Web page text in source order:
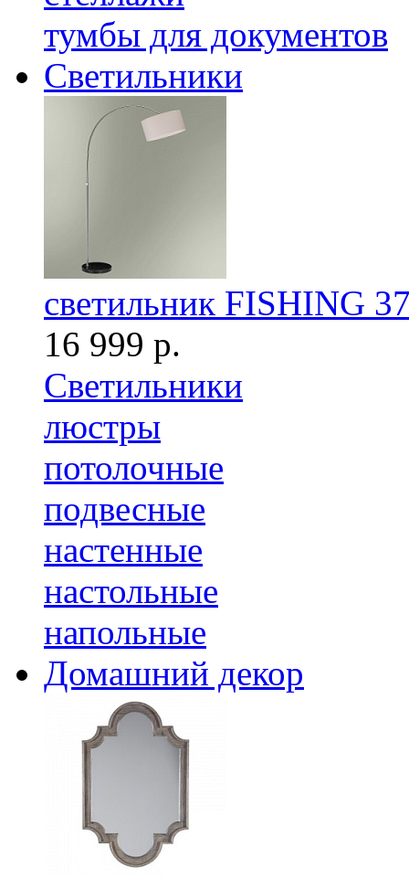
тумбы для документов
Светильники
светильник FISHING
16 999 р.
Светильники
люстры
потолочные
подвесные
настенные
настольные
напольные
Домашний декор